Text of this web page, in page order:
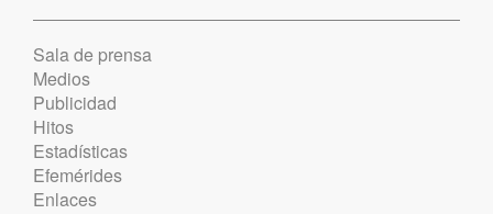
Sala de prensa
Medios
Publicidad
Hitos
Estadísticas
Efemérides
Enlaces